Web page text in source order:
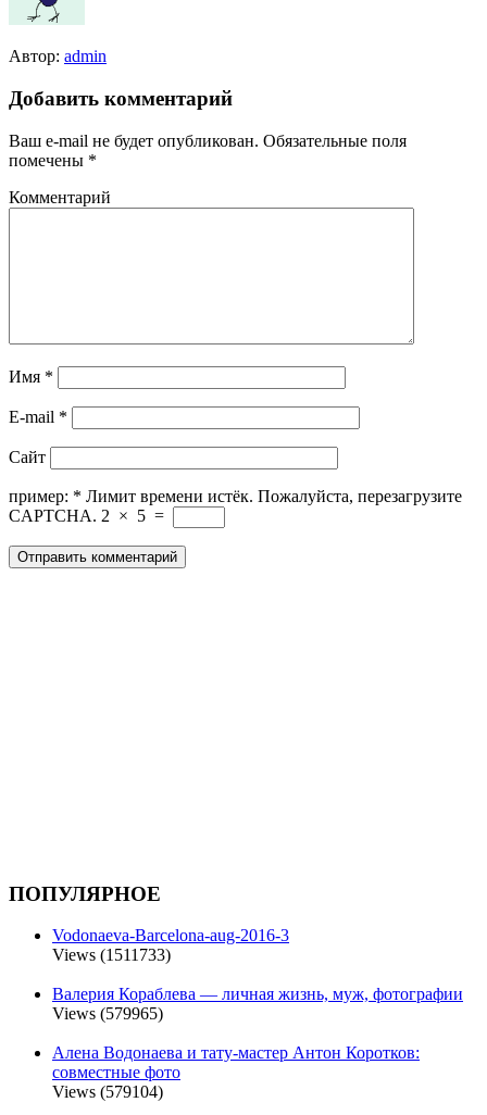
Автор: admin
Добавить комментарий
Ваш e-mail не будет опубликован. Обязательные поля
помечены *
Комментарий
Имя *
E-mail *
Сайт
пример: * Лимит времени истёк. Пожалуйста, перезагрузите
CAPTCHA. 2 × 5 =
ПОПУЛЯРНОЕ
Vodonaeva-Barcelona-aug-2016-3
Views (1511733)
Валерия Кораблева — личная жизнь, муж, фотографии
Views (579965)
Алена Водонаева и тату-мастер Антон Коротков:
совместные фото
Views (579104)